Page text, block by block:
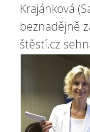
Krajánková
beznadějně
štěstí.cz